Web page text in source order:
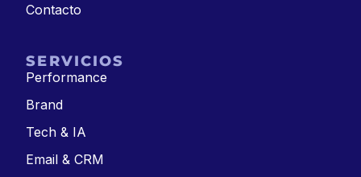
Contacto
SERVICIOS
Performance
Brand
Tech & IA
Email & CRM